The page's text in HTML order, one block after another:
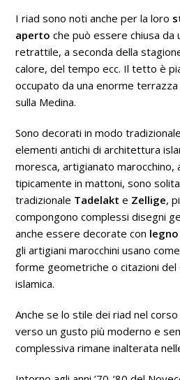
I riad sono noti anche per la loro
aperto che può essere chiusa da
retrattile, a seconda della
calore, del tempo ecc. Il tetto è
occupato da una enorme
sulla Medina.
Sono decorati in modo
elementi antichi di architettura
moresca, artigianato marocchino,
tipicamente in mattoni, sono
tradizionale Tadelakt e Zellige,
compongono complessi disegni
anche essere decorate con
gli artigiani marocchini usano
forme geometriche o citazioni del
islamica.
Anche se lo stile dei riad nel
verso un gusto più moderno e
complessiva rimane inalterata